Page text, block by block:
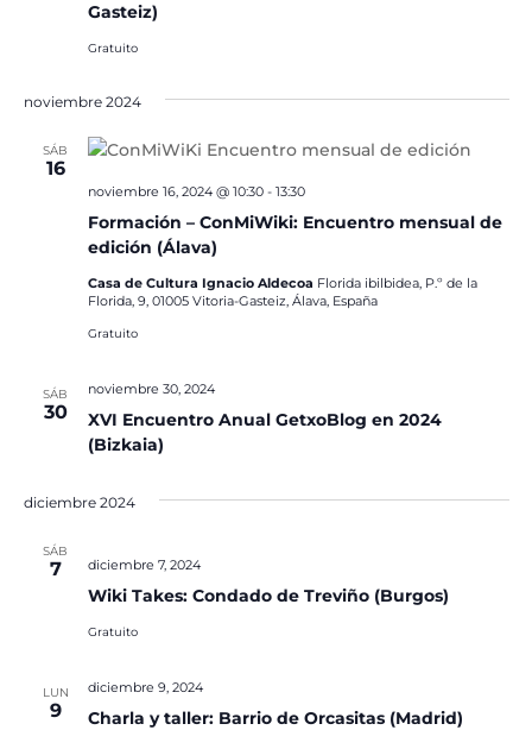
Gasteiz)
Gratuito
noviembre 2024
SÁB
16
Formación – ConMiWiki: Encuentro mensual de
edición (Álava)
noviembre 16, 2024 @ 10:30- 13:30
Casa de Cultura Ignacio Aldecoa Florida ibilbidea, P.º de la
Florida, 9, 01005 Vitoria-Gasteiz, Álava, España
Gratuito
SÁB
30
XVI Encuentro Anual GetxoBlog en 2024
(Bizkaia)
noviembre 30, 2024
diciembre 2024
SÁB
7
Wiki Takes: Condado de Treviño (Burgos)
diciembre 7, 2024
Gratuito
LUN
9 Charla y taller: Barrio de Orcasitas (Madrid)
diciembre 9, 2024